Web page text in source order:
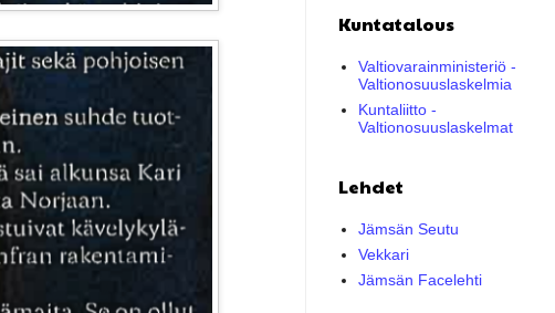
Kuntatalous
Valtiovarainministeriö -
Valtionosuuslaskelmia
Kuntaliitto -
Valtionosuuslaskelmat
Lehdet
Jämsän Seutu
Vekkari
Jämsän Facelehti